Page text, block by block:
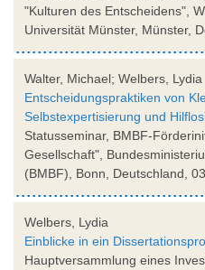
"Kulturen des Entscheidens",
Universität Münster, Münster,
Walter, Michael; Welbers, Lydia
Entscheidungspraktiken von
Selbstexpertisierung und
Statusseminar, BMBF-
Gesellschaft",
(BMBF), Bonn, Deutschland,
Welbers, Lydia
Einblicke in ein
Hauptversammlung eines